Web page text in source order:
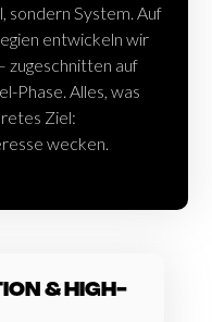
sondern System. Auf
entwickeln wir
zugeschnitten auf
Phase. Alles, was
Ziel:
wecken.
& High-